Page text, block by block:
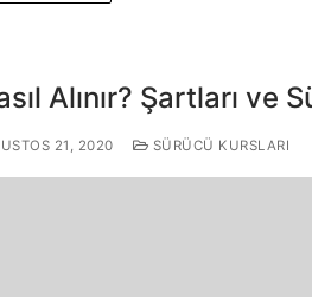
Alınır? Şartları ve
21, 2020 SÜRÜCÜ KURSLARI